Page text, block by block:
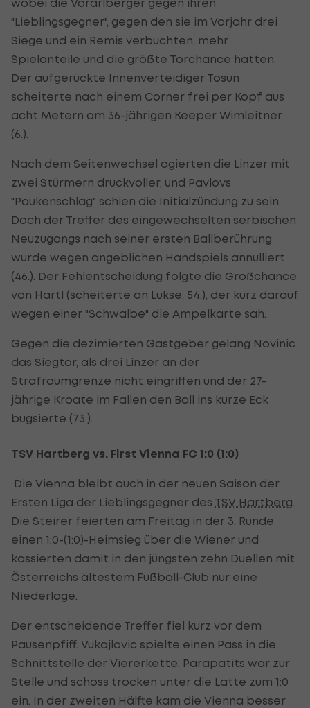
"Lieblingsgegner", gegen den sie im Vorjahr drei
Siege und ein Remis verbuchten, mehr
Spielanteile und die größte Torchance hatten.
Der aufgerückte Innenverteidiger Tosun
scheiterte nach einem Corner frei per Kopf aus
acht Metern am 36-jährigen Keeper Wimleitner
(6.).
Nach dem Seitenwechsel agierten die Linzer mit
zwei Stürmern druckvoller, und Pavlovs
"Paukenschlag" schien die Initialzündung zu sein.
Doch der Treffer des eingewechselten serbischen
Neuzugangs nach seiner ersten Ballberührung
wurde wegen angeblichen Handspiels annulliert
(46.). Der Fehlentscheidung folgte die Großchance
von Hartl (scheiterte an Lukse, 54.), der kurz darauf
wegen einer "Schwalbe" die Ampelkarte sah.
Gegen die dezimierten Gastgeber gelang Novinic
das Siegtor, als drei Linzer an der
Strafraumgrenze nicht eingriffen und der 27-
jährige Kroate im Fallen den Ball ins kurze Eck
bugsierte (73.).
TSV Hartberg vs. First Vienna FC 1:0 (1:0)
Die Vienna bleibt auch in der neuen Saison der
Ersten Liga der Lieblingsgegner des TSV Hartberg
Die Steirer feierten am Freitag in der 3. Runde
einen 1:0-(1:0)-Heimsieg über die Wiener und
kassierten damit in den jüngsten zehn Duellen mit
Österreichs ältestem Fußball-Club nur eine
Niederlage.
Der entscheidende Treffer fiel kurz vor dem
Pausenpfiff. Vukajlovic spielte einen Pass in die
Schnittstelle der Viererkette, Parapatits war zur
Stelle und schoss trocken unter die Latte zum 1:0
ein. In der zweiten Hälfte kam die Vienna besser